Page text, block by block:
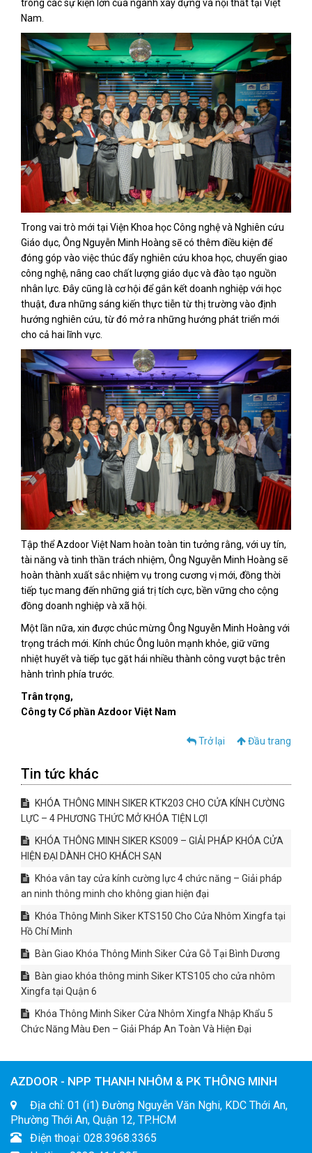
trong các sự kiện lớn của ngành xây dựng và nội thất tại Việt
Nam.
Trong vai trò mới tại Viện Khoa học Công nghệ và Nghiên cứu
Giáo dục, Ông Nguyễn Minh Hoàng sẽ có thêm điều kiện để
đóng góp vào việc thúc đẩy nghiên cứu khoa học, chuyển giao
công nghệ, nâng cao chất lượng giáo dục và đào tạo nguồn
nhân lực. Đây cũng là cơ hội để gắn kết doanh nghiệp với học
thuật, đưa những sáng kiến thực tiễn từ thị trường vào định
hướng nghiên cứu, từ đó mở ra những hướng phát triển mới
cho cả hai lĩnh vực.
Tập thể Azdoor Việt Nam hoàn toàn tin tưởng rằng, với uy tín,
tài năng và tinh thần trách nhiệm, Ông Nguyễn Minh Hoàng sẽ
hoàn thành xuất sắc nhiệm vụ trong cương vị mới, đồng thời
tiếp tục mang đến những giá trị tích cực, bền vững cho cộng
đồng doanh nghiệp và xã hội.
Một lần nữa, xin được chúc mừng Ông Nguyễn Minh Hoàng với
trọng trách mới. Kính chúc Ông luôn mạnh khỏe, giữ vững
nhiệt huyết và tiếp tục gặt hái nhiều thành công vượt bậc trên
hành trình phía trước.
Trân trọng,
Công ty Cổ phần Azdoor Việt Nam
Trở lại Đầu trang
Tin tức khác
KHÓA THÔNG MINH SIKER KTK203 CHO CỬA KÍNH CƯỜNG
LỰC – 4 PHƯƠNG THỨC MỞ KHÓA TIỆN LỢI
KHÓA THÔNG MINH SIKER KS009 – GIẢI PHÁP KHÓA CỬA
HIỆN ĐẠI DÀNH CHO KHÁCH SẠN
Khóa vân tay cửa kính cường lực 4 chức năng – Giải pháp
an ninh thông minh cho không gian hiện đại
Khóa Thông Minh Siker KTS150 Cho Cửa Nhôm Xingfa tại
Hồ Chí Minh
Bàn Giao Khóa Thông Minh Siker Cửa Gỗ Tại Bình Dương
Bàn giao khóa thông minh Siker KTS105 cho cửa nhôm
Xingfa tại Quận 6
Khóa Thông Minh Siker Cửa Nhôm Xingfa Nhập Khẩu 5
Chức Năng Màu Đen – Giải Pháp An Toàn Và Hiện Đại
AZDOOR - NPP THANH NHÔM & PK THÔNG MINH
Địa chỉ: 01 (i1) Đường Nguyễn Văn Nghi, KDC Thới An,
Phường Thới An, Quận 12, TP.HCM
Điện thoại: 028.3968.3365